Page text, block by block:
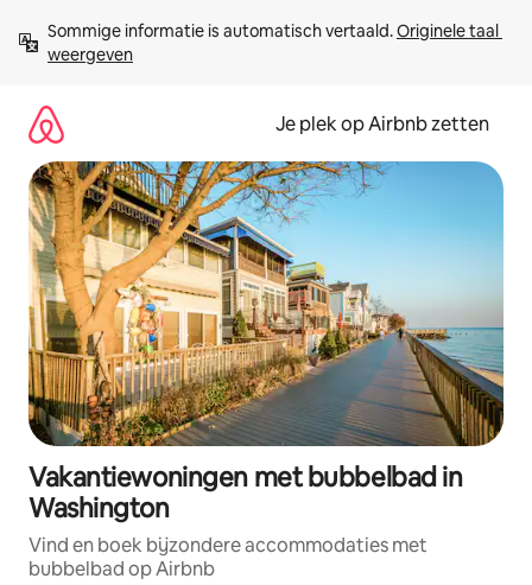
direct
naar
Sommige informatie is automatisch vertaald. Originele taal
weergeven
Je plek op Airbnb zetten
Vakantiewoningen met bubbelbad in
Washington
Vind en boek bijzondere accommodaties met
bubbelbad op Airbnb